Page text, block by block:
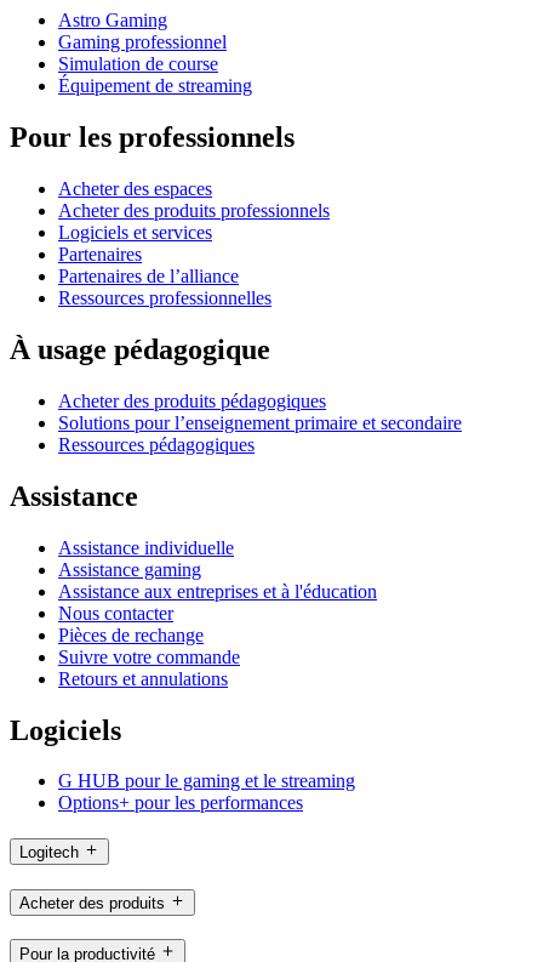
Astro Gaming
Gaming professionnel
Simulation de course
Équipement de streaming
Pour les professionnels
Acheter des espaces
Acheter des produits professionnels
Logiciels et services
Partenaires
Partenaires de l’alliance
Ressources professionnelles
À usage pédagogique
Acheter des produits pédagogiques
Solutions pour l’enseignement primaire et secondaire
Ressources pédagogiques
Assistance
Assistance individuelle
Assistance gaming
Assistance aux entreprises et à l'éducation
Nous contacter
Pièces de rechange
Suivre votre commande
Retours et annulations
Logiciels
G HUB pour le gaming et le streaming
Options+ pour les performances
Logitech
Acheter des produits
Pour la productivité